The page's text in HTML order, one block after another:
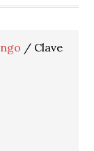
/ Clave